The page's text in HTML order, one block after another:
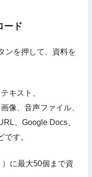
ード
ンを押して、資料を
キスト、
像、音声ファイル、
、Google Docs、
す。
に最大50個まで資